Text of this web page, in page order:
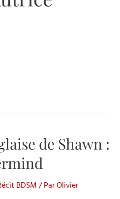
de Shawn :
BDSM/ ParOlivier